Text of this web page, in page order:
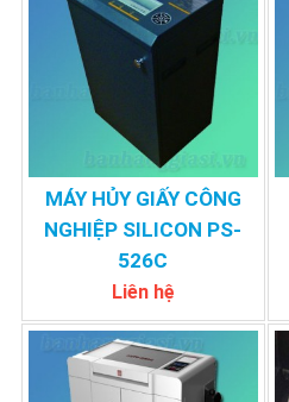
MÁY HỦY GIẤY CÔNG
NGHIỆP SILICON PS-
526C
Liên hệ